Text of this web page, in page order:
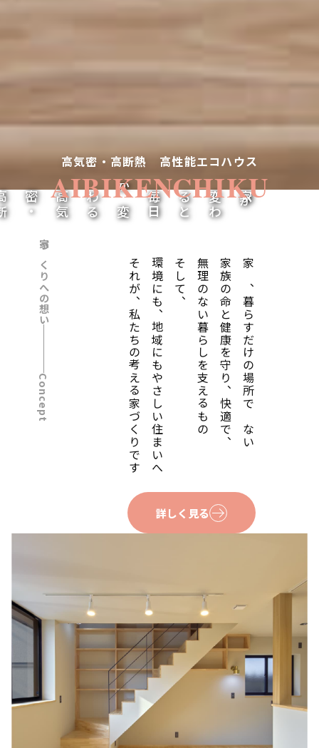
家
が
変
わ
る
と
毎
日
が
変
わ
る
高
気
密
・
高
断
熱
が
つ
く
高気密・高断熱 高性能エコハウス
AIBIKENCHIKU
家づくりへの想い
Concept 家は、暮らすだけの場所ではない
家族の命と健康を守り、快適で、
無理のない暮らしを支えるもの
そして、
環境にも、地域にもやさしい住まいへ
それが、私たちの考える家づくりです
詳しく見る